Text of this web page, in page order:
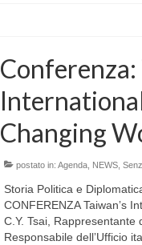
Conferenza:
Changing
postato in: Agenda, NEWS,
Storia Politica e
CONFERENZA Taiwanʼs
C.Y. Tsai,
Responsabile dellʼUfficio